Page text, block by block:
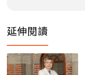
延伸閱讀